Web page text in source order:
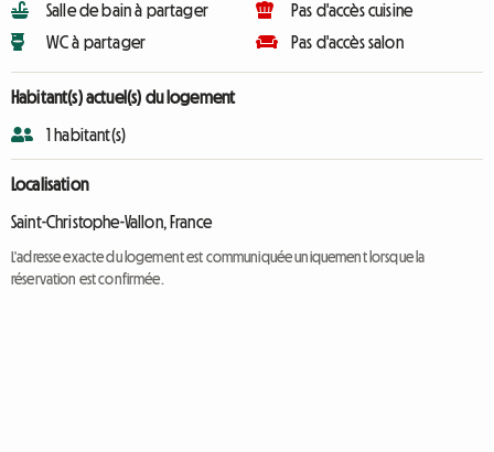
Salle de bain à partager
WC à partager
Pas d'accès cuisine
Pas d'accès salon
Habitant(s) actuel(s) du logement
1 habitant(s)
Localisation
Saint-Christophe-Vallon, France
L'adresse exacte du logement est communiquée uniquement lorsque la
réservation est confirmée.